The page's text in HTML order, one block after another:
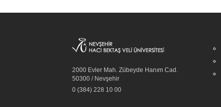
2000 Evler Mah. Zübeyde Hanım Cad.
50300 / Nevşehir
0 (384) 228 10 00